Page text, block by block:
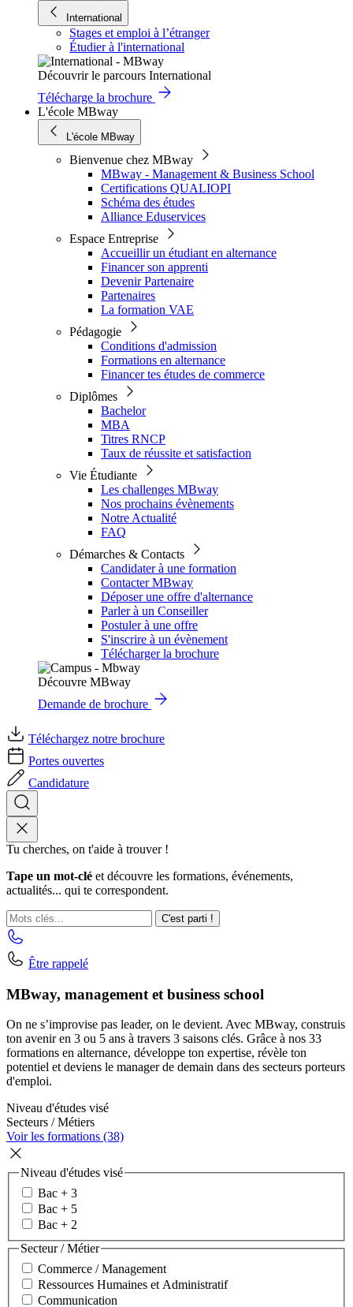
International
Stages et emploi à l’étranger
Étudier à l'international
Découvrir le parcours International
Télécharge la brochure
L'école MBway
L'école MBway
Bienvenue chez MBway
MBway - Management & Business School
Certifications QUALIOPI
Schéma des études
Alliance Eduservices
Espace Entreprise
Accueillir un étudiant en alternance
Financer son apprenti
Devenir Partenaire
Partenaires
La formation VAE
Pédagogie
Conditions d'admission
Formations en alternance
Financer tes études de commerce
Diplômes
Bachelor
MBA
Titres RNCP
Taux de réussite et satisfaction
Vie Étudiante
Les challenges MBway
Nos prochains évènements
Notre Actualité
FAQ
Démarches & Contacts
Candidater à une formation
Contacter MBway
Déposer une offre d'alternance
Parler à un Conseiller
Postuler à une offre
S'inscrire à un évènement
Télécharger la brochure
Découvre MBway
Demande de brochure
Téléchargez notre brochure
Portes ouvertes
Candidature
Tu cherches, on t'aide à trouver !
Tape un mot-clé et découvre les formations, événements,
actualités... qui te correspondent.
C'est parti !
Être rappelé
MBway, management et business school
On ne s’improvise pas leader, on le devient. Avec MBway, construis
ton avenir en 3 ou 5 ans à travers 3 saisons clés. Grâce à nos 33
formations en alternance, développe ton expertise, révèle ton
potentiel et deviens le manager de demain dans des secteurs porteurs
d'emploi.
Niveau d'études visé
Secteurs / Métiers
Voir les formations (38)
Niveau d'études visé
Bac + 3
Bac + 5
Bac + 2
Secteur / Métier
Commerce / Management
Ressources Humaines et Administratif
Communication